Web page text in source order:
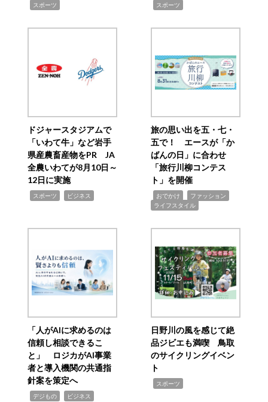
スポーツ スポーツ
ドジャースタジアムで
「いわて牛」など岩手
県産農畜産物をPR JA
全農いわてが8月10日～
12日に実施
スポーツ ビジネス
旅の思い出を五・七・
五で！ エースが「か
ばんの日」に合わせ
「旅行川柳コンテス
ト」を開催
おでかけ ファッション
ライフスタイル
「人がAIに求めるのは
信頼し相談できるこ
と」 ロジカがAI事業
者と導入機関の共通指
針案を策定へ
デジもの ビジネス
日野川の風を感じて絶
品ジビエも満喫 鳥取
のサイクリングイベン
ト
スポーツ